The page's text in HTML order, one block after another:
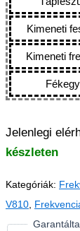
Kimeneti
Kimeneti
Jelenlegi
készleten
Kategóriák:
V810,